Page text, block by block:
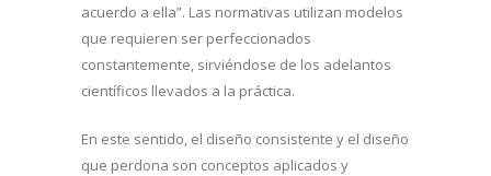
acuerdo a ella”. Las normativas utilizan modelos
que requieren ser perfeccionados
constantemente, sirviéndose de los adelantos
científicos llevados a la práctica.
En este sentido, el diseño consistente y el diseño
que perdona son conceptos aplicados y